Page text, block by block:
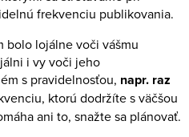
frekvenciu publikovania.
bolo lojálne voči vášmu
i vy voči jeho
s pravidelnosťou, napr. raz
ktorú dodržíte s väčšou
ani to, snažte sa plánovať.